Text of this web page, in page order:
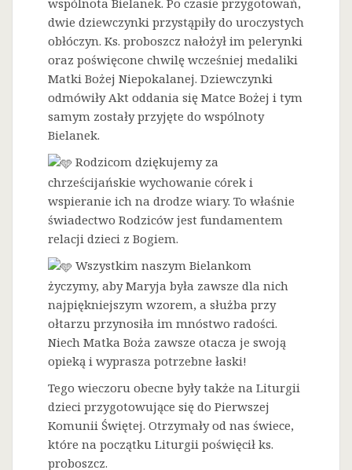
wspólnota Bielanek. Po czasie przygotowań,
dwie dziewczynki przystąpiły do uroczystych
obłóczyn. Ks. proboszcz nałożył im pelerynki
oraz poświęcone chwilę wcześniej medaliki
Matki Bożej Niepokalanej. Dziewczynki
odmówiły Akt oddania się Matce Bożej i tym
samym zostały przyjęte do wspólnoty
Bielanek.
Rodzicom dziękujemy za
chrześcijańskie wychowanie córek i
wspieranie ich na drodze wiary. To właśnie
świadectwo Rodziców jest fundamentem
relacji dzieci z Bogiem.
Wszystkim naszym Bielankom
życzymy, aby Maryja była zawsze dla nich
najpiękniejszym wzorem, a służba przy
ołtarzu przynosiła im mnóstwo radości.
Niech Matka Boża zawsze otacza je swoją
opieką i wyprasza potrzebne łaski!
Tego wieczoru obecne były także na Liturgii
dzieci przygotowujące się do Pierwszej
Komunii Świętej. Otrzymały od nas świece,
które na początku Liturgii poświęcił ks.
proboszcz.